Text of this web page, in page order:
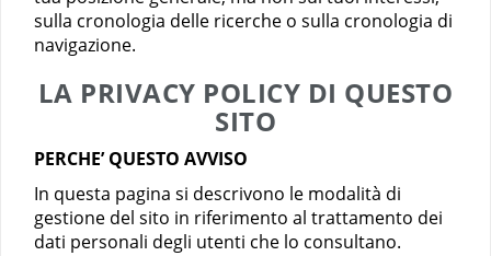
sulla cronologia delle ricerche o sulla cronologia di
navigazione.
LA PRIVACY POLICY DI QUESTO
SITO
PERCHE’ QUESTO AVVISO
In questa pagina si descrivono le modalità di
gestione del sito in riferimento al trattamento dei
dati personali degli utenti che lo consultano.